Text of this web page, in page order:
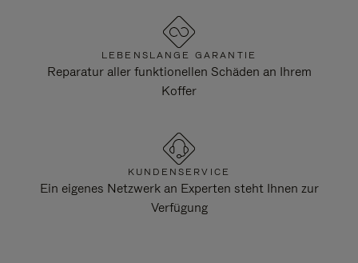
LEBENSLANGE GARANTIE
Reparatur aller funktionellen Schäden an Ihrem
Koffer
KUNDENSERVICE
Ein eigenes Netzwerk an Experten steht Ihnen zur
Verfügung